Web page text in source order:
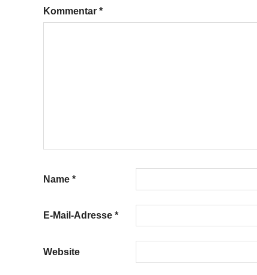
Kommentar *
Name *
E-Mail-Adresse *
Website